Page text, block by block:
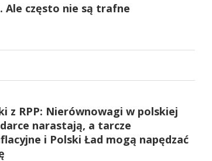
Ale często nie są trafne
z RPP: Nierównowagi w polskiej
narastają, a tarcze
i Polski Ład mogą napędzać